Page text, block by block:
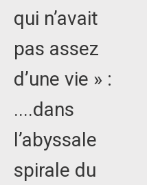
qui n’avait
pas assez
d’une vie » :
....dans
l’abyssale
spirale du